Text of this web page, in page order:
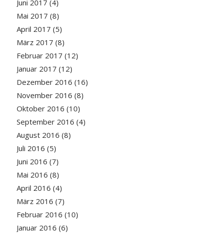
Juni 2017 (4)
Mai 2017 (8)
April 2017 (5)
März 2017 (8)
Februar 2017 (12)
Januar 2017 (12)
Dezember 2016 (16)
November 2016 (8)
Oktober 2016 (10)
September 2016 (4)
August 2016 (8)
Juli 2016 (5)
Juni 2016 (7)
Mai 2016 (8)
April 2016 (4)
März 2016 (7)
Februar 2016 (10)
Januar 2016 (6)